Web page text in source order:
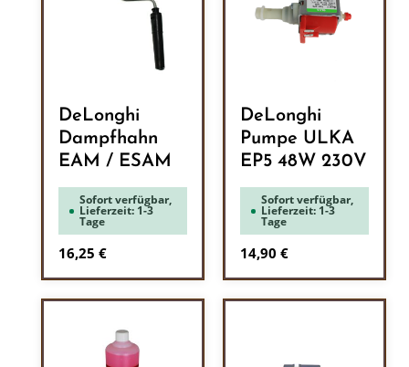
DeLonghi
Dampfhahn
EAM / ESAM
Sofort verfügbar,
Lieferzeit: 1-3
Tage
Regulärer Preis:
16,25 €
DeLonghi
Pumpe ULKA
EP5 48W 230V
Sofort verfügbar,
Lieferzeit: 1-3
Tage
Regulärer Preis:
14,90 €